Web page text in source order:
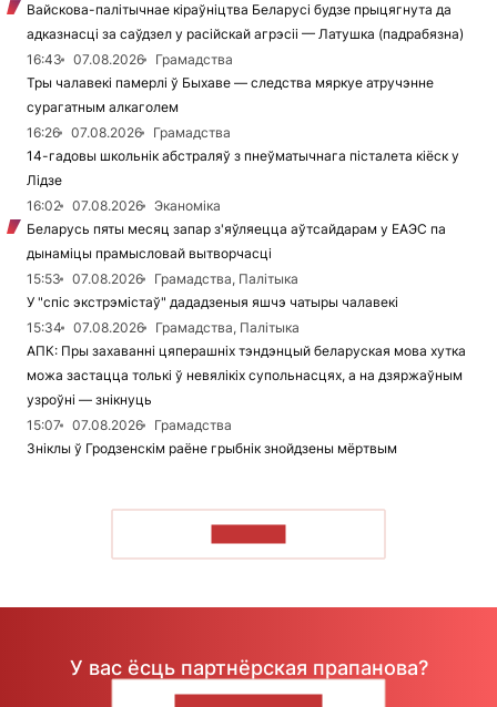
Вайскова-палітычнае кіраўніцтва Беларусі будзе прыцягнута да
адказнасці за саўдзел у расійскай агрэсіі — Латушка (падрабязна)
16:43
07.08.2026
Грамадства
Тры чалавекі памерлі ў Быхаве — следства мяркуе атручэнне
сурагатным алкаголем
16:26
07.08.2026
Грамадства
14-гадовы школьнік абстраляў з пнеўматычнага пісталета кіёск у
Лідзе
16:02
07.08.2026
Эканоміка
Беларусь пяты месяц запар з'яўляецца аўтсайдарам у ЕАЭС па
дынаміцы прамысловай вытворчасці
15:53
07.08.2026
Грамадства, Палітыка
У "спіс экстрэмістаў" дададзеныя яшчэ чатыры чалавекі
15:34
07.08.2026
Грамадства, Палітыка
АПК: Пры захаванні цяперашніх тэндэнцый беларуская мова хутка
можа застацца толькі ў невялікіх супольнасцях, а на дзяржаўным
узроўні — знікнуць
15:07
07.08.2026
Грамадства
Зніклы ў Гродзенскім раёне грыбнік знойдзены мёртвым
У вас ёсць партнёрская прапанова?